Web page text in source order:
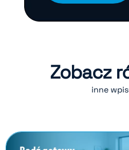
Zobacz
inne